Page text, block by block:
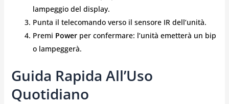
lampeggio del display.
Punta il telecomando verso il sensore IR dell’unità.
Premi Powerper confermare: l’unità emetterà un bip
o lampeggerà.
Guida Rapida All’Uso
Quotidiano